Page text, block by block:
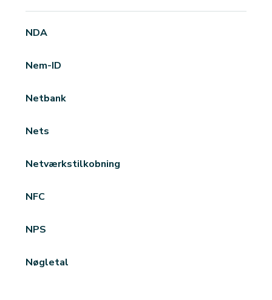
NDA
Nem-ID
Netbank
Nets
Netværkstilkobning
NFC
NPS
Nøgletal